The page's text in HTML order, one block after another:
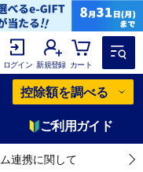
ログイン 新規登録 カート
控除額を調べる
ご利用ガイド
連携に関して